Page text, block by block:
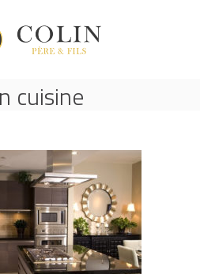
cuisine
LEVALLOIS PERRET